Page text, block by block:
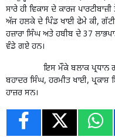
ਸਾਰੇ ਹੀ ਵਿਕਾਸ ਦੇ ਕਾਰਜ
ਅੱਜ ਹਲਕੇ ਦੇ ਪਿੰਡ ਖਾਈ ਫੇਮੇ ਕੀ,
ਹਜ਼ਾਰਾ ਸਿੰਘ ਅਤੇ ਹਬੀਬ ਦੇ 37
ਵੰਡੇ ਗਏ ਹਨ।
ਇਸ ਮੌਕੇ ਬਲਾਕ ਪ੍ਰਧਾਨ
ਬਹਾਦਰ ਸਿੰਘ, ਹਰਮੀਤ ਖਾਈ,
ਹਾਜ਼ਰ ਸਨ।